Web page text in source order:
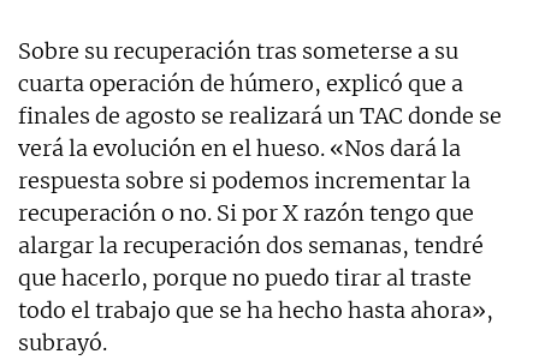
Sobre su recuperación tras someterse a su
cuarta operación de húmero, explicó que a
finales de agosto se realizará un TAC donde se
verá la evolución en el hueso. «Nos dará la
respuesta sobre si podemos incrementar la
recuperación o no. Si por X razón tengo que
alargar la recuperación dos semanas, tendré
que hacerlo, porque no puedo tirar al traste
todo el trabajo que se ha hecho hasta ahora»,
subrayó.